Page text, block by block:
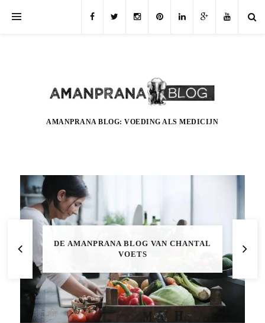
AMANPRANA BLOG: VOEDING ALS MEDICIJN
DE AMANPRANA BLOG VAN CHANTAL
VOETS